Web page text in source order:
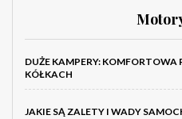
DUŻE KAMPERY: KOMFORTOWA
KÓŁKACH
JAKIE SĄ ZALETY I WADY